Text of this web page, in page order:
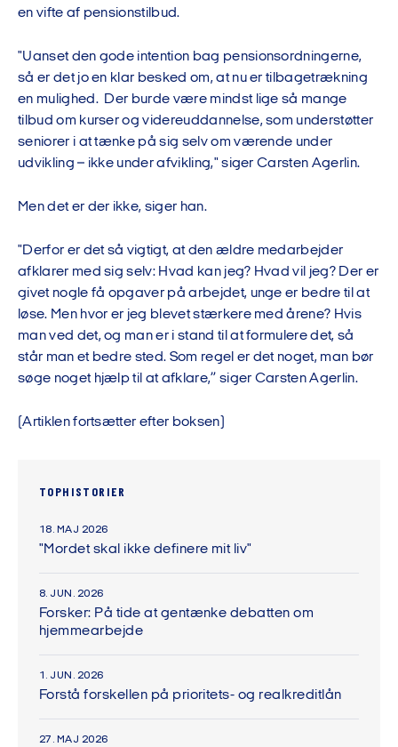
en vifte af pensionstilbud.
"Uanset den gode intention bag pensionsordningerne,
så er det jo en klar besked om, at nu er tilbagetrækning
en mulighed. Der burde være mindst lige så mange
tilbud om kurser og videreuddannelse, som understøtter
seniorer i at tænke på sig selv om værende under
udvikling – ikke under afvikling," siger Carsten Agerlin.
Men det er der ikke, siger han.
"Derfor er det så vigtigt, at den ældre medarbejder
afklarer med sig selv: Hvad kan jeg? Hvad vil jeg? Der er
givet nogle få opgaver på arbejdet, unge er bedre til at
løse. Men hvor er jeg blevet stærkere med årene? Hvis
man ved det, og man er i stand til at formulere det, så
står man et bedre sted. Som regel er det noget, man bør
søge noget hjælp til at afklare,” siger Carsten Agerlin.
(Artiklen fortsætter efter boksen)
TOPHISTORIER
18. MAJ 2026
"Mordet skal ikke definere mit liv"
8. JUN. 2026
Forsker: På tide at gentænke debatten om
hjemmearbejde
1. JUN. 2026
Forstå forskellen på prioritets- og realkreditlån
27. MAJ 2026